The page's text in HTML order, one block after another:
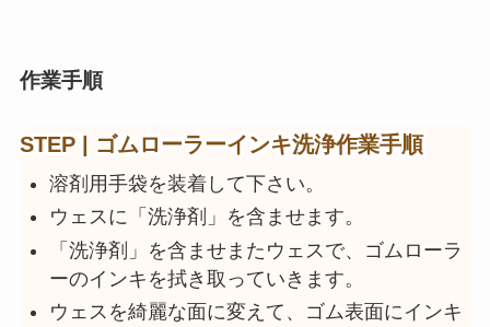
作業手順
STEP | ゴムローラーインキ洗浄作業手順
溶剤用手袋を装着して下さい。
ウェスに「洗浄剤」を含ませます。
「洗浄剤」を含ませまたウェスで、ゴムローラ
ーのインキを拭き取っていきます。
ウェスを綺麗な面に変えて、ゴム表面にインキ